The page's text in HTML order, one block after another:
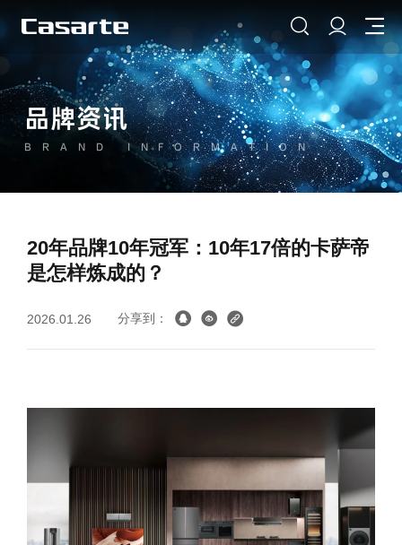
品牌资讯
BRAND INFORMATION
20年品牌10年冠军：10年17倍的卡萨帝
是怎样炼成的？
2026.01.26 分享到：